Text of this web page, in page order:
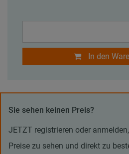
In den
Sie sehen keinen Preis?
JETZT registrieren oder
Preise zu sehen und direkt zu